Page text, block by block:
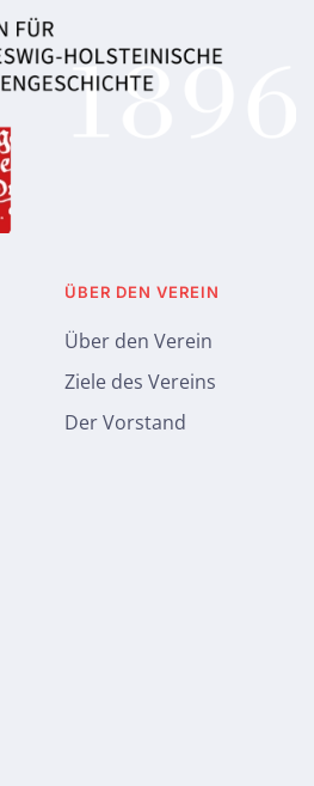
ÜBER DEN VEREIN
Über den Verein
Ziele des Vereins
Der Vorstand